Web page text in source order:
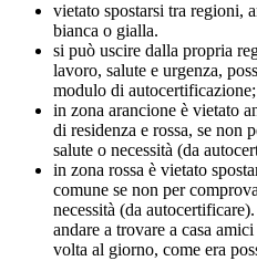
vietato spostarsi tra regioni,
bianca o gialla.
si può uscire dalla propria
lavoro, salute e urgenza,
modulo di autocertificazione;
in zona arancione è vietato
di residenza e rossa, se non
salute o necessità (da
in zona rossa è vietato
comune se non per
necessità (da
andare a trovare a casa
volta al giorno, come era